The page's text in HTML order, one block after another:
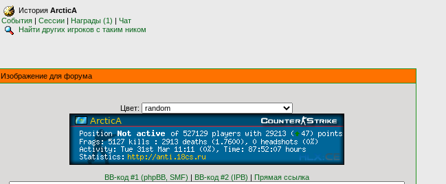
История ArcticA
События| Сессии| Награды (1) | Чат
Найти других игроков с таким ником
Изображение для форума
Цвет:
BB-код #1 (phpBB, SMF) | BB-код #2 (IPB) | Прямая ссылка